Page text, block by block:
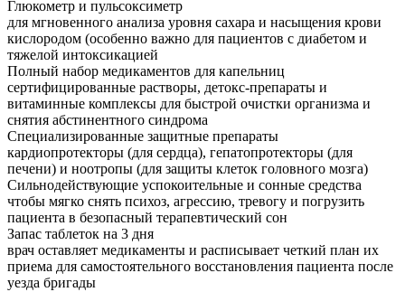
Глюкометр и пульсоксиметр
для мгновенного анализа уровня сахара и насыщения крови
кислородом (особенно важно для пациентов с диабетом и
тяжелой интоксикацией
Полный набор медикаментов для капельниц
сертифицированные растворы, детокс-препараты и
витаминные комплексы для быстрой очистки организма и
снятия абстинентного синдрома
Специализированные защитные препараты
кардиопротекторы (для сердца), гепатопротекторы (для
печени) и ноотропы (для защиты клеток головного мозга)
Сильнодействующие успокоительные и сонные средства
чтобы мягко снять психоз, агрессию, тревогу и погрузить
пациента в безопасный терапевтический сон
Запас таблеток на 3 дня
врач оставляет медикаменты и расписывает четкий план их
приема для самостоятельного восстановления пациента после
уезда бригады